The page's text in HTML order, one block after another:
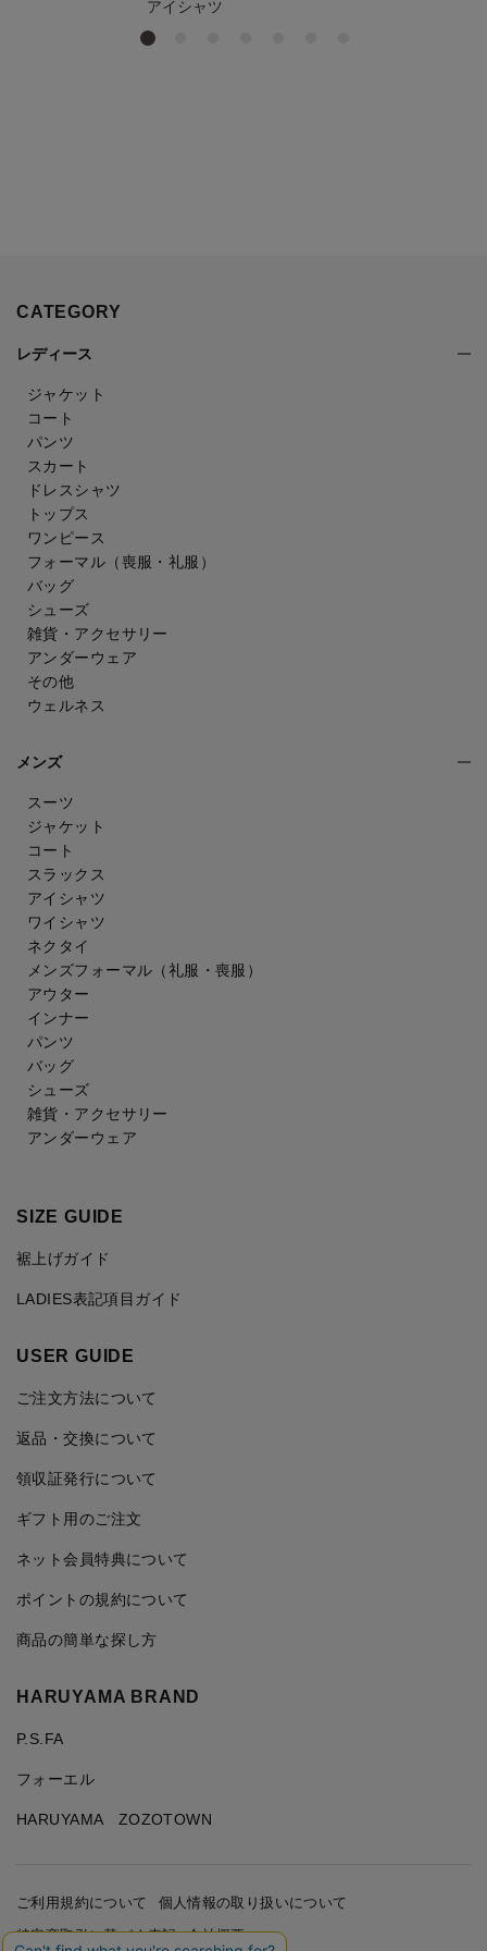
アイシャツ
CATEGORY
レディース
ジャケット
コート
パンツ
スカート
ドレスシャツ
トップス
ワンピース
フォーマル（喪服・礼服）
バッグ
シューズ
雑貨・アクセサリー
アンダーウェア
その他
ウェルネス
メンズ
スーツ
ジャケット
コート
スラックス
アイシャツ
ワイシャツ
ネクタイ
メンズフォーマル （礼服・喪服）
アウター
インナー
パンツ
バッグ
シューズ
雑貨・アクセサリー
アンダーウェア
SIZE GUIDE
裾上げガイド
LADIES表記項目ガイド
USER GUIDE
ご注文方法について
返品・交換について
領収証発行について
ギフト用のご注文
ネット会員特典について
ポイントの規約について
商品の簡単な探し方
HARUYAMA BRAND
P.S.FA
フォーエル
HARUYAMA ZOZOTOWN
ご利用規約について
個人情報の取り扱いについて
特定商取引に基づく表記
会社概要